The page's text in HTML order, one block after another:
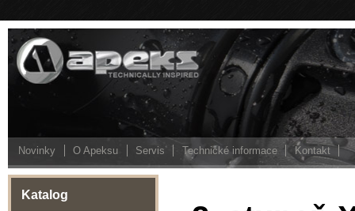
Novinky O Apeksu Servis Technické informace Kontakt
Katalog